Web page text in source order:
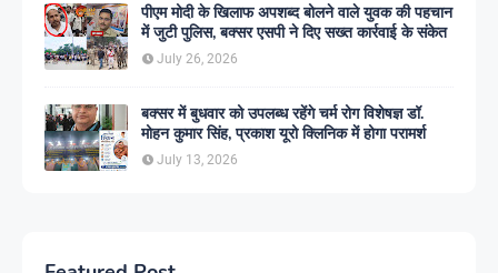
पीएम मोदी के खिलाफ अपशब्द बोलने वाले युवक की पहचान
में जुटी पुलिस, बक्सर एसपी ने दिए सख्त कार्रवाई के संकेत
July 26, 2026
बक्सर में बुधवार को उपलब्ध रहेंगे चर्म रोग विशेषज्ञ डॉ.
मोहन कुमार सिंह, प्रकाश यूरो क्लिनिक में होगा परामर्श
July 13, 2026